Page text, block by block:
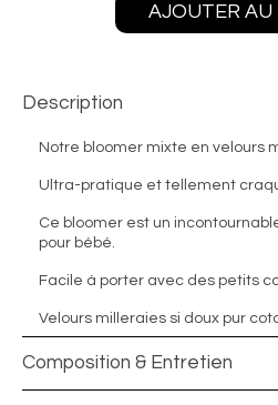
AJOUTER AU
Description
Notre bloomer mixte en velours
Ultra-pratique et tellement
Ce bloomer est un
pour bébé.
Facile à porter avec des petits
Velours milleraies si doux pur
Composition & Entretien